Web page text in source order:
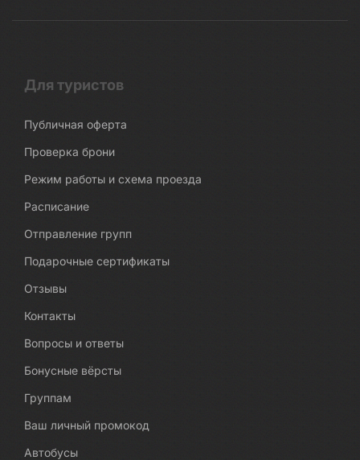
Для туристов
Публичная оферта
Проверка брони
Режим работы и схема проезда
Расписание
Отправление групп
Подарочные сертификаты
Отзывы
Контакты
Вопросы и ответы
Бонусные вёрсты
Группам
Ваш личный промокод
Автобусы